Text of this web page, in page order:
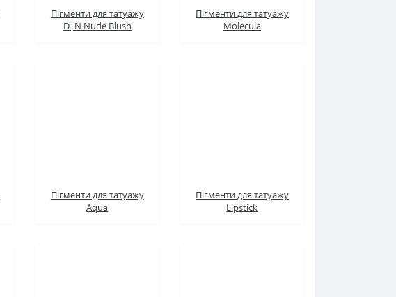
Пігменти для татуажу
D|N Nude Blush
Пігменти для татуажу
Molecula
Пігменти для татуажу
Aqua
Пігменти для татуажу
Lipstick